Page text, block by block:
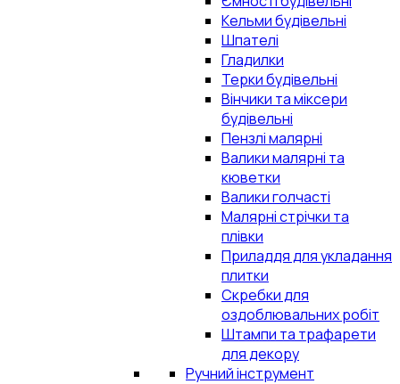
Кельми будівельні
Шпателі
Гладилки
Терки будівельні
Вінчики та міксери
будівельні
Пензлі малярні
Валики малярні та
кюветки
Валики голчасті
Малярні стрічки та
плівки
Приладдя для укладання
плитки
Скребки для
оздоблювальних робіт
Штампи та трафарети
для декору
Ручний інструмент